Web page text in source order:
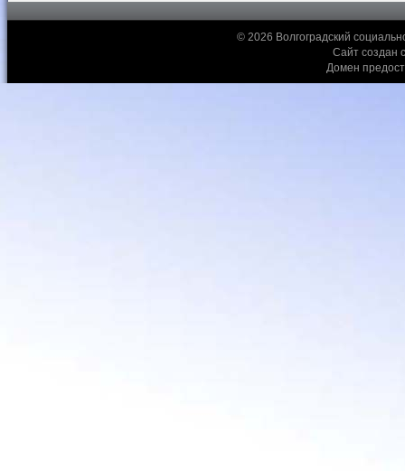
© 2026 Волгоградский
Сайт создан
Домен